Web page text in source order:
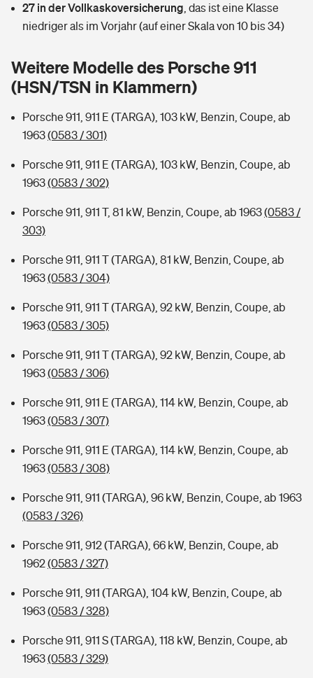
Hochwasser-Check: Wie gefährdet ist Ihr Haus?
Wer versichert was: Jetzt Versicherer finden
Sie haben Fragen?
Private Cyberversicherung
Musikinstrumentenversicherung
Zur Übersicht
Tools
Kinderunfall-Check: Mehr Sicherheit für deine Kids
Sie haben Fragen?
Wer versichert was: Jetzt Versicherer finden
Sie haben Fragen?
Rentenrechner: Wie viel Geld bekomme ich im Alter?
27 in der Vollkaskoversicherung das ist eine Klasse
niedriger als im Vorjahr (auf einer Skala von 10 bis 34)
Weitere Modelle des Porsche 911
(HSN/TSN in Klammern)
Porsche 911, 911 E (TARGA), 103 kW, Benzin, Coupe, ab
1963(0583 / 301)
Porsche 911, 911 E (TARGA), 103 kW, Benzin, Coupe, ab
1963(0583 / 302)
Porsche 911, 911 T, 81 kW, Benzin, Coupe, ab 1963(0583 /
303)
Porsche 911, 911 T (TARGA), 81 kW, Benzin, Coupe, ab
1963(0583 / 304)
Porsche 911, 911 T (TARGA), 92 kW, Benzin, Coupe, ab
1963(0583 / 305)
Porsche 911, 911 T (TARGA), 92 kW, Benzin, Coupe, ab
1963(0583 / 306)
Porsche 911, 911 E (TARGA), 114 kW, Benzin, Coupe, ab
1963(0583 / 307)
Porsche 911, 911 E (TARGA), 114 kW, Benzin, Coupe, ab
1963(0583 / 308)
Porsche 911, 911 (TARGA), 96 kW, Benzin, Coupe, ab 1963
(0583 / 326)
Porsche 911, 912 (TARGA), 66 kW, Benzin, Coupe, ab
1962(0583 / 327)
Porsche 911, 911 (TARGA), 104 kW, Benzin, Coupe, ab
1963(0583 / 328)
Porsche 911, 911 S (TARGA), 118 kW, Benzin, Coupe, ab
1963(0583 / 329)